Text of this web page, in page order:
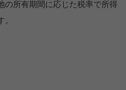
の所有期間に応じた税率で所得
。